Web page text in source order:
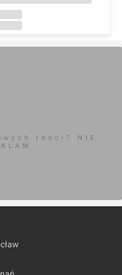
teści? NIE